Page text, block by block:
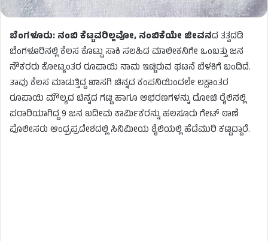
ಬೆಂಗಳೂರು: ನಂಬಿ ಕೆಟ್ಟವರಿಲ್ಲವೋ, ನಂಬಿಕೆಯೇ ಜೀವನದ ತತ್ವದಡಿ
ಬೆಂಗಳೂರಿನಲ್ಲಿ ಕೆಲಸ ಕೊಟ್ಟು ಸಾಕಿ ಸಲಹಿದ ಮಾಲೀಕನಿಗೇ ಒಂಬತ್ತು ಜನ
ನೌಕರರು ಕೋಟ್ಯಂತರ ರೂಪಾಯಿ ನಾಮ ಇಟ್ಟಿರುವ ಘಟನೆ ಬೆಳಕಿಗೆ ಬಂದಿದೆ.
ತಾವು ಕೆಲಸ ಮಾಡುತ್ತಿದ್ದ ಖಾಸಗಿ ಚಿನ್ನದ ಕಂಪನಿಯಿಂದಲೇ ಲಕ್ಷಾಂತರ
ರೂಪಾಯಿ ಮೌಲ್ಯದ ಚಿನ್ನದ ಗಟ್ಟಿ ಹಾಗೂ ಆಭರಣಗಳನ್ನು ದೋಚಿ ರೈಲಿನಲ್ಲಿ
ಪರಾರಿಯಾಗಿದ್ದ 9 ಜನ ಖದೀಮ ಕಾರ್ಮಿಕರನ್ನು ಹಲಸೂರು ಗೇಟ್ ಠಾಣೆ
ಪೊಲೀಸರು ಆಂಧ್ರಪ್ರದೇಶದಲ್ಲಿ ಸಿನಿಮೀಯ ಶೈಲಿಯಲ್ಲಿ ಹೆಡೆಮುರಿ ಕಟ್ಟಿದ್ದಾರೆ.